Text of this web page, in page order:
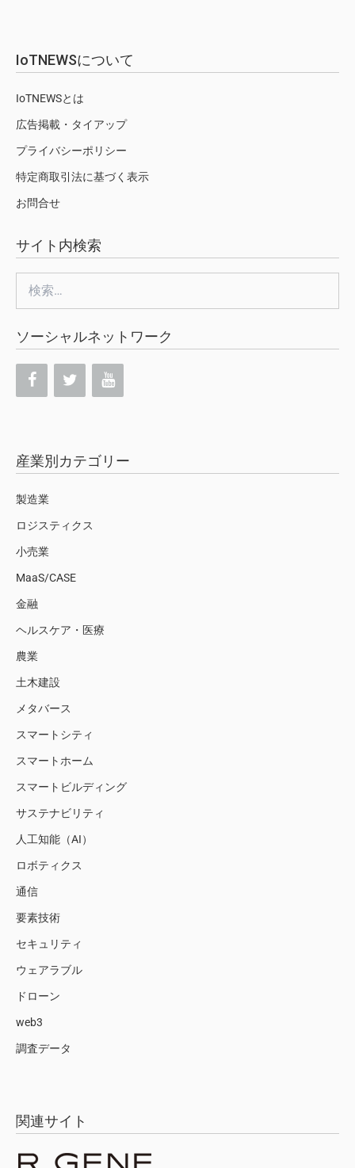
IoTNEWSについて
IoTNEWSとは
広告掲載・タイアップ
プライバシーポリシー
特定商取引法に基づく表示
お問合せ
サイト内検索
索:
ソーシャルネットワーク
産業別カテゴリー
製造業
ロジスティクス
小売業
MaaS/CASE
金融
ヘルスケア・医療
農業
土木建設
メタバース
スマートシティ
スマートホーム
スマートビルディング
サステナビリティ
人工知能（AI）
ロボティクス
通信
要素技術
セキュリティ
ウェアラブル
ドローン
web3
調査データ
関連サイト